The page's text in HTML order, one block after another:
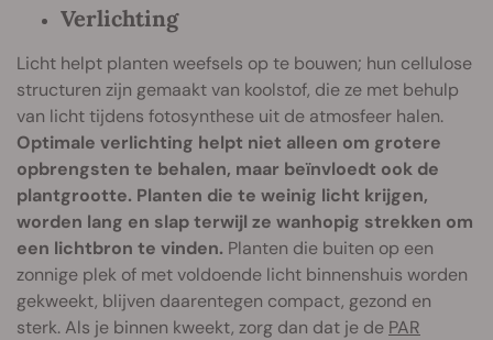
Verlichting
Licht helpt planten weefsels op te bouwen; hun cellulose
structuren zijn gemaakt van koolstof, die ze met behulp
van licht tijdens fotosynthese uit de atmosfeer halen.
Optimale verlichting helpt niet alleen om grotere
opbrengsten te behalen, maar beïnvloedt ook de
plantgrootte. Planten die te weinig licht krijgen,
worden lang en slap terwijl ze wanhopig strekken om
een lichtbron te vinden. Planten die buiten op een
zonnige plek of met voldoende licht binnenshuis worden
gekweekt, blijven daarentegen compact, gezond en
sterk. Als je binnen kweekt, zorg dan dat je de PAR